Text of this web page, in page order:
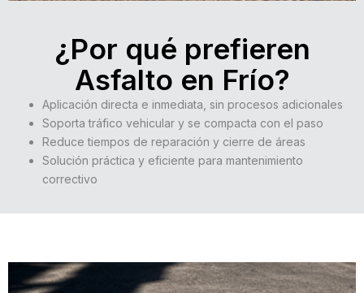
¿Por qué prefieren
Asfalto en Frío?
Aplicación directa e inmediata, sin procesos adicionales
Soporta tráfico vehicular y se compacta con el paso
Reduce tiempos de reparación y cierre de áreas
Solución práctica y eficiente para mantenimiento
correctivo